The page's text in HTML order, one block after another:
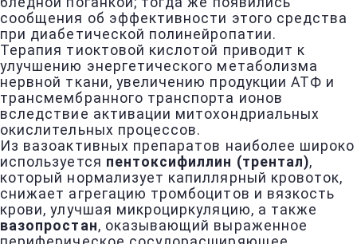
сообщения об эффективности этого средства
при диабетической полинейропатии.
Терапия тиоктовой кислотой приводит к
улучшению энергетического метаболизма
нервной ткани, увеличению продукции АТФ и
трансмембранного транспорта ионов
вследствие активации митохондриальных
окислительных процессов.
Из вазоактивных препаратов наиболее широко
используется пентоксифиллин (трентал),
который нормализует капиллярный кровоток,
снижает агрегацию тромбоцитов и вязкость
крови, улучшая микроциркуляцию, а также
вазопростан, оказывающий выраженное